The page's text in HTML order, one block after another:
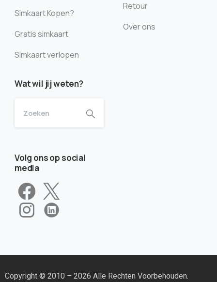
Simkaart Kopen?
Gratis simkaart
Simkaart verlopen
Retour
Over ons
Wat wil jij weten?
Volg ons op social
media
Copyright © 2010 – 2026 Alle Rechten Voorbehouden.